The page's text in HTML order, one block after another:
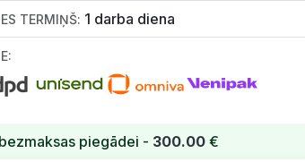
TERMIŅŠ: 1 darba diena
piegādei - 300.00€